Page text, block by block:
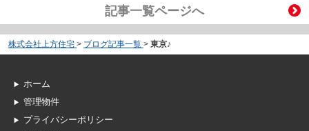
記事一覧ページへ
株式会社上方住宅 > ブログ記事一覧 > 東京♪
ホーム
管理物件
プライバシーポリシー